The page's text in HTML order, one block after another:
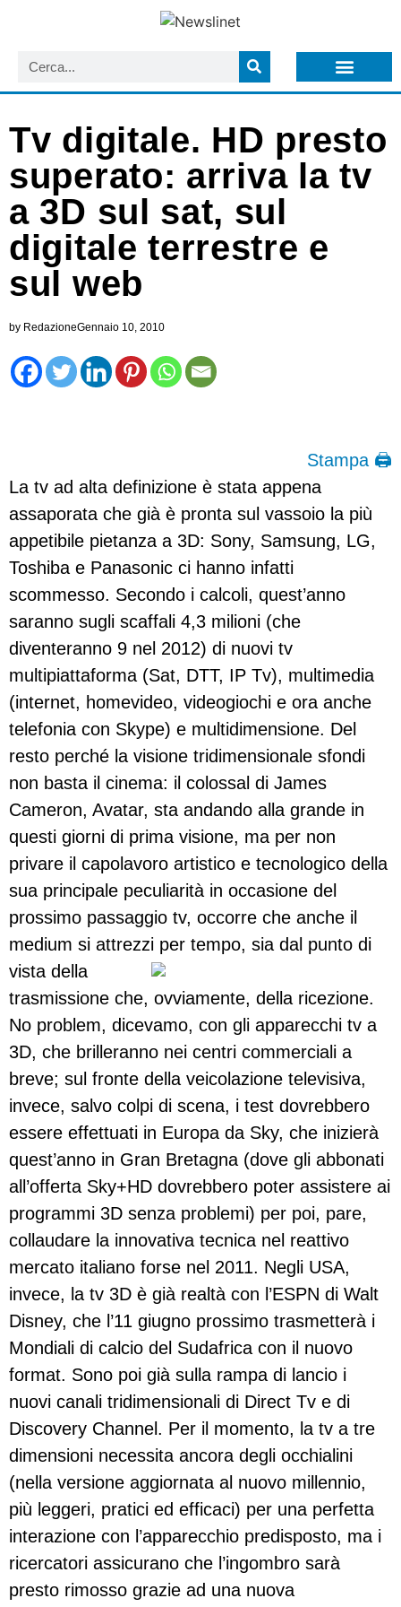
Tv digitale. HD presto
superato: arriva la tv
a 3D sul sat, sul
digitale terrestre e
sul web
by RedazioneGennaio 10, 2010
Stampa 🖨
La tv ad alta definizione è stata appena
assaporata che già è pronta sul vassoio la più
appetibile pietanza a 3D: Sony, Samsung, LG,
Toshiba e Panasonic ci hanno infatti
scommesso. Secondo i calcoli, quest’anno
saranno sugli scaffali 4,3 milioni (che
diventeranno 9 nel 2012) di nuovi tv
multipiattaforma (Sat, DTT, IP Tv), multimedia
(internet, homevideo, videogiochi e ora anche
telefonia con Skype) e multidimensione. Del
resto perché la visione tridimensionale sfondi
non basta il cinema: il colossal di James
Cameron, Avatar, sta andando alla grande in
questi giorni di prima visione, ma per non
privare il capolavoro artistico e tecnologico della
sua principale peculiarità in occasione del
prossimo passaggio tv, occorre che anche il
medium si attrezzi per tempo, sia dal punto di
vista della
trasmissione che, ovviamente, della ricezione.
No problem, dicevamo, con gli apparecchi tv a
3D, che brilleranno nei centri commerciali a
breve; sul fronte della veicolazione televisiva,
invece, salvo colpi di scena, i test dovrebbero
essere effettuati in Europa da Sky, che inizierà
quest’anno in Gran Bretagna (dove gli abbonati
all’offerta Sky+HD dovrebbero poter assistere ai
programmi 3D senza problemi) per poi, pare,
collaudare la innovativa tecnica nel reattivo
mercato italiano forse nel 2011. Negli USA,
invece, la tv 3D è già realtà con l’ESPN di Walt
Disney, che l’11 giugno prossimo trasmetterà i
Mondiali di calcio del Sudafrica con il nuovo
format. Sono poi già sulla rampa di lancio i
nuovi canali tridimensionali di Direct Tv e di
Discovery Channel. Per il momento, la tv a tre
dimensioni necessita ancora degli occhialini
(nella versione aggiornata al nuovo millennio,
più leggeri, pratici ed efficaci) per una perfetta
interazione con l’apparecchio predisposto, ma i
ricercatori assicurano che l’ingombro sarà
presto rimosso grazie ad una nuova